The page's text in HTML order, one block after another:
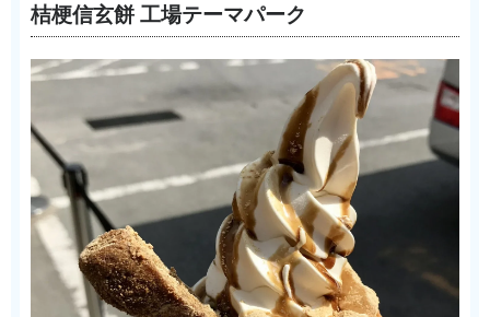
桔梗信玄餅 工場テーマパーク